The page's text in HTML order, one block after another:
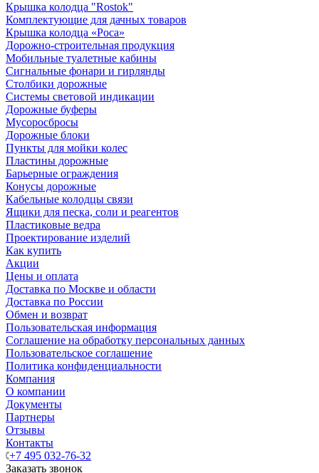
Крышка колодца "Rostok"
Комплектующие для дачных товаров
Крышка колодца «Роса»
Дорожно-строительная продукция
Мобильные туалетные кабины
Сигнальные фонари и гирлянды
Столбики дорожные
Системы световой индикации
Дорожные буферы
Мусоросбросы
Дорожные блоки
Пункты для мойки колес
Пластины дорожные
Барьерные ограждения
Конусы дорожные
Кабельные колодцы связи
Ящики для песка, соли и реагентов
Пластиковые ведра
Проектирование изделий
Как купить
Акции
Цены и оплата
Доставка по Москве и области
Доставка по России
Обмен и возврат
Пользовательская информация
Соглашение на обработку персональных данных
Пользовательское соглашение
Политика конфиденциальности
Компания
О компании
Документы
Партнеры
Отзывы
Контакты
+7 495 032-76-32
Заказать звонок